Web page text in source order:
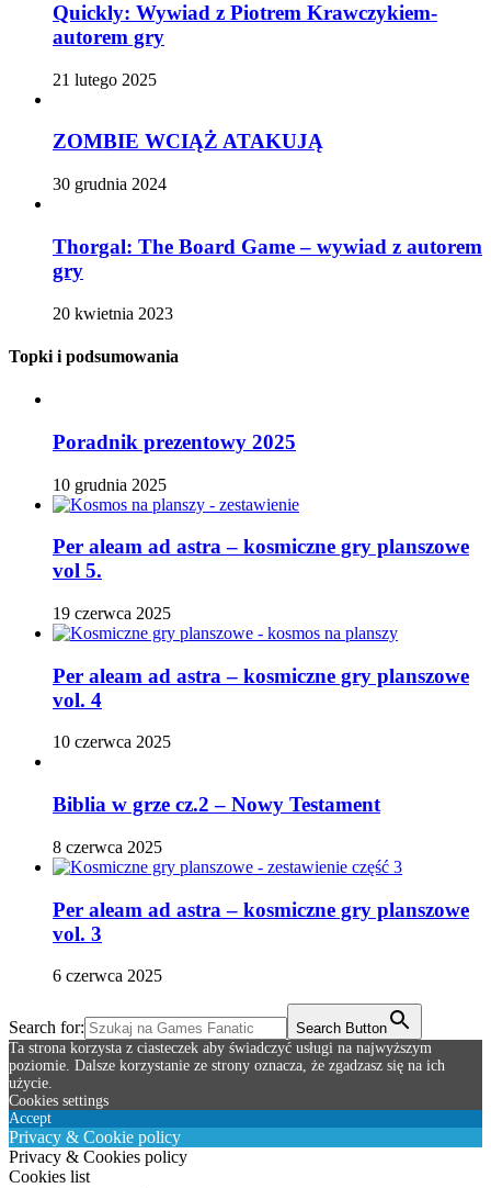
Quickly: Wywiad z Piotrem Krawczykiem-
autorem gry
21 lutego 2025
ZOMBIE WCIĄŻ ATAKUJĄ
30 grudnia 2024
Thorgal: The Board Game – wywiad z autorem
gry
20 kwietnia 2023
Topki i podsumowania
Poradnik prezentowy 2025
10 grudnia 2025
Per aleam ad astra – kosmiczne gry planszowe
vol 5.
19 czerwca 2025
Per aleam ad astra – kosmiczne gry planszowe
vol. 4
10 czerwca 2025
Biblia w grze cz.2 – Nowy Testament
8 czerwca 2025
Per aleam ad astra – kosmiczne gry planszowe
vol. 3
6 czerwca 2025
Search for:
Search Button
Ta strona korzysta z ciasteczek aby świadczyć usługi na najwyższym
poziomie. Dalsze korzystanie ze strony oznacza, że zgadzasz się na ich
użycie.
Cookies settings
Accept
Privacy & Cookie policy
Privacy & Cookies policy
Cookies list